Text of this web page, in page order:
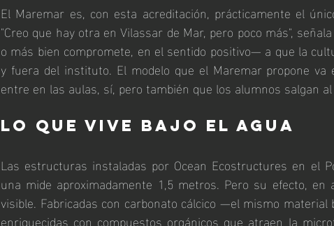
El Maremar es, con esta acreditación, prácticamente el
"Creo que hay otra en Vilassar de Mar, pero poco más",
o más bien compromete, en el sentido positivo— a que la
y fuera del instituto. El modelo que el Maremar propone
entre en las aulas, sí, pero también que los alumnos salgan
Lo que vive bajo el agua
Las estructuras instaladas por Ocean Ecostructures en el
una mide aproximadamente 1,5 metros. Pero su efecto,
visible. Fabricadas con carbonato cálcico —el mismo
enriquecidas con compuestos orgánicos que atraen la